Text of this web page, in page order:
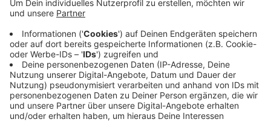
Ennepetal: Seit Montag haben Experten den Bereich
Büttenberg-Schiefelbusch abgesucht. Jetzt kommt
die Entwarnung: Dort liegen keine Blindgänger aus dem
zweiten Weltkrieg. Das war nach der Auswertung von
Luftbildern zunächst vermutet worden. Hätte sich der
Verdacht bestätigt, hätten Teile von Ennepetal und
Schwelm evakuiert werden müssen.